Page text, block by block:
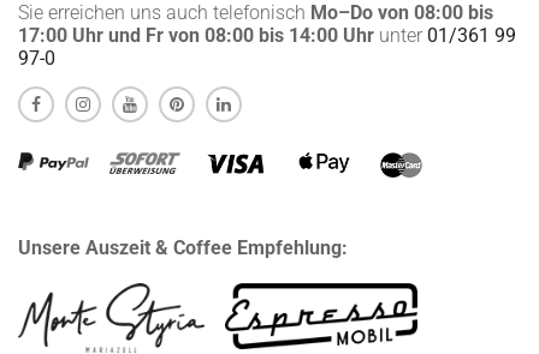
Sie erreichen uns auch telefonisch Mo–Do von 08:00 bis
17:00 Uhr und Fr von 08:00 bis 14:00 Uhr unter 01/361 99
97-0
Unsere Auszeit & Coffee Empfehlung: